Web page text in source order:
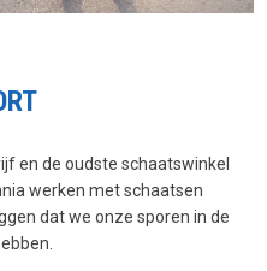
en de oudste schaatswinkel
werken met schaatsen
dat we onze sporen in de